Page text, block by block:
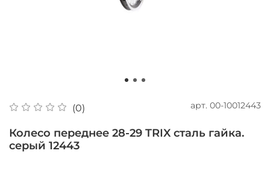
(0) арт. 00-10012443
Колесо переднее 28-29 TRIX сталь гайка.
серый 12443